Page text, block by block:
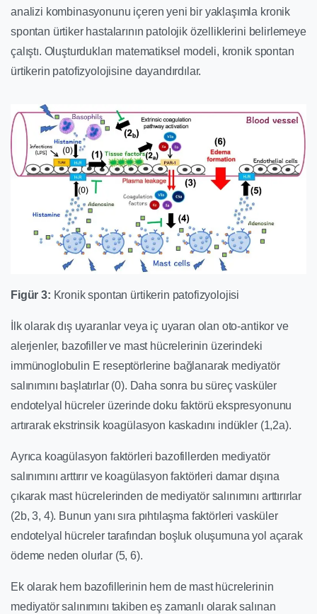
analizi kombinasyonunu içeren yeni bir yaklaşımla kronik
spontan ürtiker hastalarının patolojik özelliklerini belirlemeye
çalıştı. Oluşturdukları matematiksel modeli, kronik spontan
ürtikerin patofizyolojisine dayandırdılar.
Figür 3: Kronik spontan ürtikerin patofizyolojisi
İlk olarak dış uyaranlar veya iç uyaran olan oto-antikor ve
alerjenler, bazofiller ve mast hücrelerinin üzerindeki
immünoglobulin E reseptörlerine bağlanarak mediyatör
salınımını başlatırlar (0). Daha sonra bu süreç vasküler
endotelyal hücreler üzerinde doku faktörü ekspresyonunu
artırarak ekstrinsik koagülasyon kaskadını indükler (1,2a).
Ayrıca koagülasyon faktörleri bazofillerden mediyatör
salınımını arttırır ve koagülasyon faktörleri damar dışına
çıkarak mast hücrelerinden de mediyatör salınımını arttırırlar
(2b, 3, 4). Bunun yanı sıra pıhtılaşma faktörleri vasküler
endotelyal hücreler tarafından boşluk oluşumuna yol açarak
ödeme neden olurlar (5, 6).
Ek olarak hem bazofillerinin hem de mast hücrelerinin
mediyatör salınımını takiben eş zamanlı olarak salınan